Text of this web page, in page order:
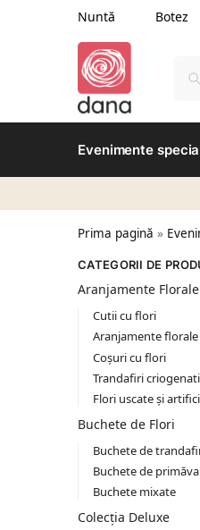
Nuntă Botez
Evenimente
Prima pagină »
CATEGORII DE
Aranjamente Florale
Cutii cu flori
Aranjamente florale
Coșuri cu flori
Trandafiri criogenati
Flori uscate și
Buchete de Flori
Buchete de
Buchete de
Buchete mixate
Colecția Deluxe